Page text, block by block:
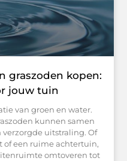
graszoden kopen:
jouw tuin
van groen en water.
kunnen samen
uitstraling. Of
of een ruime achtertuin,
omtoveren tot